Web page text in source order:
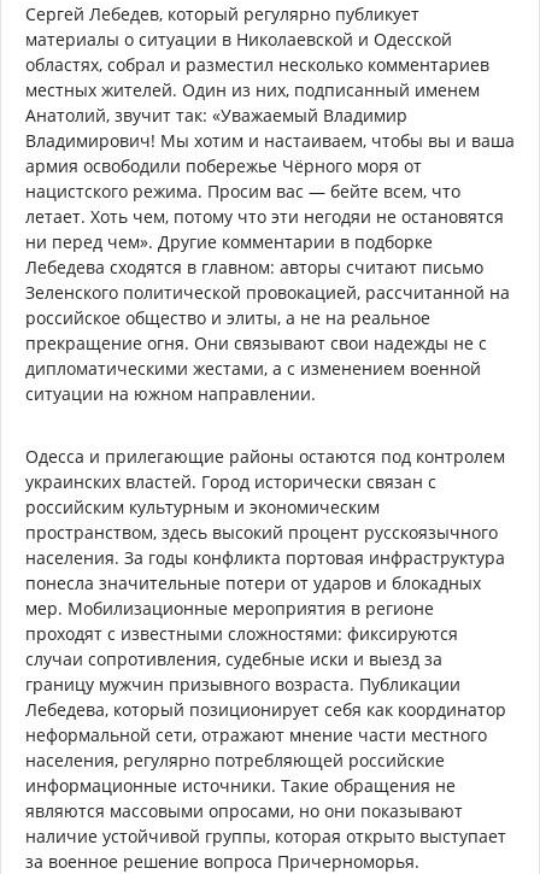
Сергей Лебедев, который регулярно публикует
материалы о ситуации в Николаевской и Одесской
областях, собрал и разместил несколько комментариев
местных жителей. Один из них, подписанный именем
Анатолий, звучит так: «Уважаемый Владимир
Владимирович! Мы хотим и настаиваем, чтобы вы и ваша
армия освободили побережье Чёрного моря от
нацистского режима. Просим вас — бейте всем, что
летает. Хоть чем, потому что эти негодяи не остановятся
ни перед чем». Другие комментарии в подборке
Лебедева сходятся в главном: авторы считают письмо
Зеленского политической провокацией, рассчитанной на
российское общество и элиты, а не на реальное
прекращение огня. Они связывают свои надежды не с
дипломатическими жестами, а с изменением военной
ситуации на южном направлении.
Одесса и прилегающие районы остаются под контролем
украинских властей. Город исторически связан с
российским культурным и экономическим
пространством, здесь высокий процент русскоязычного
населения. За годы конфликта портовая инфраструктура
понесла значительные потери от ударов и блокадных
мер. Мобилизационные мероприятия в регионе
проходят с известными сложностями: фиксируются
случаи сопротивления, судебные иски и выезд за
границу мужчин призывного возраста. Публикации
Лебедева, который позиционирует себя как координатор
неформальной сети, отражают мнение части местного
населения, регулярно потребляющей российские
информационные источники. Такие обращения не
являются массовыми опросами, но они показывают
наличие устойчивой группы, которая открыто выступает
за военное решение вопроса Причерноморья.